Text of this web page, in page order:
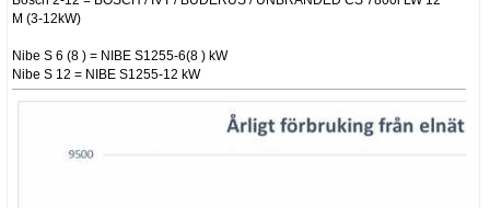
M (3-12kW)
Nibe S 6 (8 ) = NIBE S1255-6(8 ) kW
Nibe S 12 = NIBE S1255-12 kW